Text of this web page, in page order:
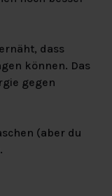
dass
können. Das
gegen
(aber du